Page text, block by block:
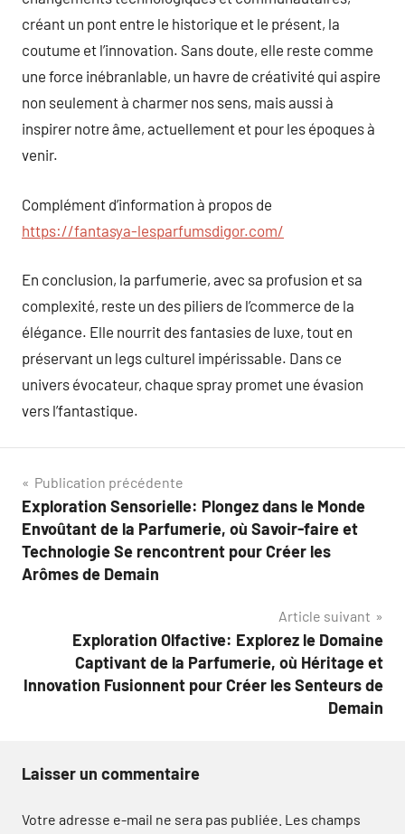
créant un pont entre le historique et le présent, la
coutume et l’innovation. Sans doute, elle reste comme
une force inébranlable, un havre de créativité qui aspire
non seulement à charmer nos sens, mais aussi à
inspirer notre âme, actuellement et pour les époques à
venir.
Complément d’information à propos de
https://fantasya-lesparfumsdigor.com/
En conclusion, la parfumerie, avec sa profusion et sa
complexité, reste un des piliers de l’commerce de la
élégance. Elle nourrit des fantasies de luxe, tout en
préservant un legs culturel impérissable. Dans ce
univers évocateur, chaque spray promet une évasion
vers l’fantastique.
Navigation
de
l’article
Publication précédente
Exploration Sensorielle: Plongez dans le Monde
Envoûtant de la Parfumerie, où Savoir-faire et
Technologie Se rencontrent pour Créer les
Arômes de Demain
Article suivant
Exploration Olfactive: Explorez le Domaine
Captivant de la Parfumerie, où Héritage et
Innovation Fusionnent pour Créer les Senteurs de
Demain
Laisser un commentaire
Votre adresse e-mail ne sera pas publiée. Les champs